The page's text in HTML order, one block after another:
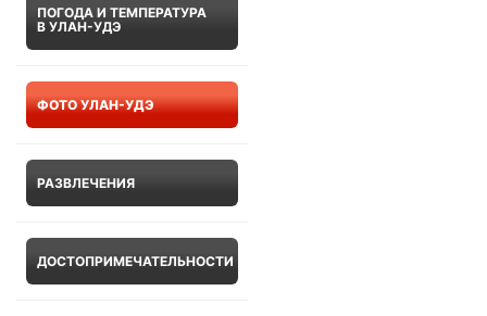
ПОГОДА И ТЕМПЕРАТУРА
В УЛАН-УДЭ
ФОТО УЛАН-УДЭ
РАЗВЛЕЧЕНИЯ
ДОСТОПРИМЕЧАТЕЛЬНОСТИ